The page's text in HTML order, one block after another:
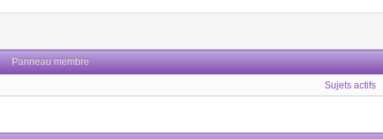
Panneau membre
Sujets actifs